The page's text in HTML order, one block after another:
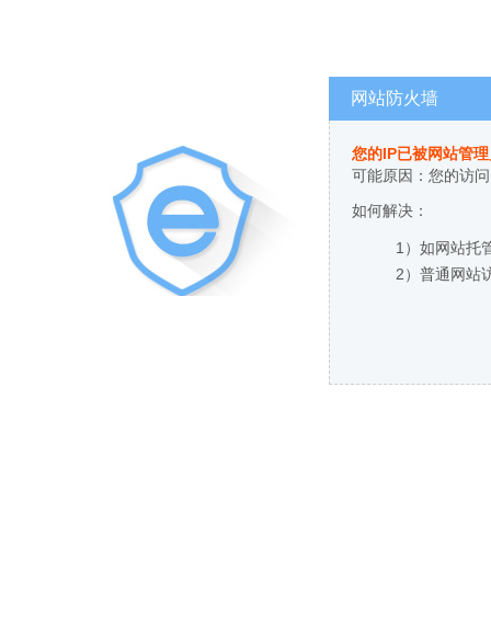
网站防火墙
您的IP已被网站管
可能原因：您的访
如何解决：
1）如网站托
2）普通网站